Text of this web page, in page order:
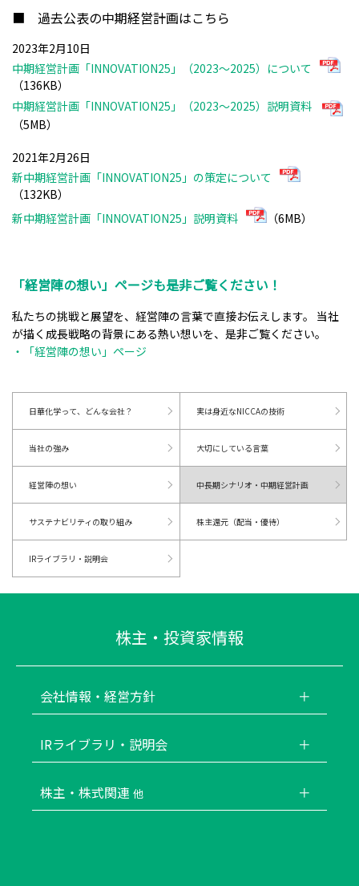
■ 過去公表の中期経営計画はこちら
2023年2月10日
中期経営計画「INNOVATION25」（2023～2025）について
（136KB）
中期経営計画「INNOVATION25」（2023～2025）説明資料
（5MB）
2021年2月26日
新中期経営計画「INNOVATION25」の策定について
（132KB）
新中期経営計画「INNOVATION25」説明資料
（6MB）
「経営陣の想い」ページも是非ご覧ください！
私たちの挑戦と展望を、経営陣の言葉で直接お伝えします。 当社
が描く成長戦略の背景にある熱い想いを、是非ご覧ください。
・「経営陣の想い」ページ
日華化学って、どんな会社？ 実は身近なNICCAの技術
当社の強み 大切にしている言葉
経営陣の想い 中長期シナリオ・中期経営計画
サステナビリティの取り組み 株主還元（配当・優待）
IRライブラリ・説明会
株主・投資家情報
会社情報・経営方針
IRライブラリ・説明会
株主・株式関連他